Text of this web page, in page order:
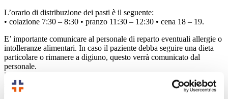
L’orario di distribuzione dei pasti è il seguente:
• colazione 7:30 – 8:30 • pranzo 11:30 – 12:30 • cena 18 – 19.
E’ importante comunicare al personale di reparto eventuali allergie o
intolleranze alimentari. In caso il paziente debba seguire una dieta
particolare o rimanere a digiuno, questo verrà comunicato dal
personale.
Per i ricoveri in regime di day hospital non è prevista la
somministrazione dei pasti.
Gli accompagnatori, facendone richiesta al personale, possono